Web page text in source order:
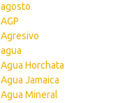
agosto
AGP
Agresivo
agua
Agua Horchata
Agua Jamaica
Agua Mineral